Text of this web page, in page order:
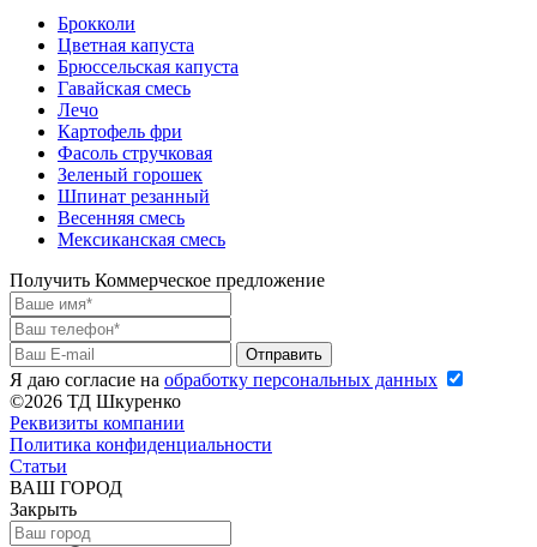
Брокколи
Цветная капуста
Брюссельская капуста
Гавайская смесь
Лечо
Картофель фри
Фасоль стручковая
Зеленый горошек
Шпинат резанный
Весенняя смесь
Мексиканская смесь
Получить Коммерческое предложение
Я даю согласие на обработку персональных данных
©2026 ТД Шкуренко
Реквизиты компании
Политика конфиденциальности
Статьи
ВАШ ГОРОД
Закрыть